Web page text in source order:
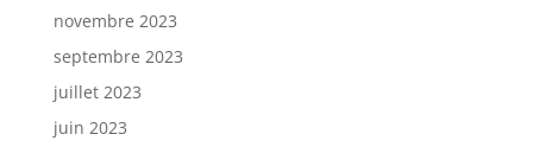
novembre 2023
septembre 2023
juillet 2023
juin 2023